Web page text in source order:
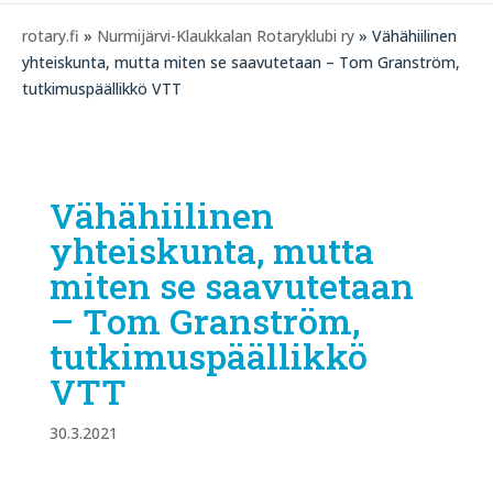
rotary.fi » Nurmijärvi-Klaukkalan Rotaryklubi ry » Vähähiilinen
yhteiskunta, mutta miten se saavutetaan – Tom Granström,
tutkimuspäällikkö VTT
Vähähiilinen
yhteiskunta, mutta
miten se saavutetaan
– Tom Granström,
tutkimuspäällikkö
VTT
30.3.2021